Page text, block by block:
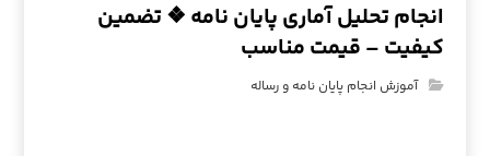
انجام تحلیل آماری پایان نامه ❖ تضمین
کیفیت – قیمت مناسب
آموزش انجام پایان نامه و رساله